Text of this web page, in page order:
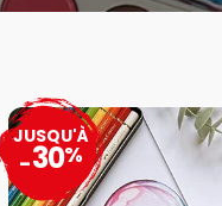
JUSQU'À
-30%